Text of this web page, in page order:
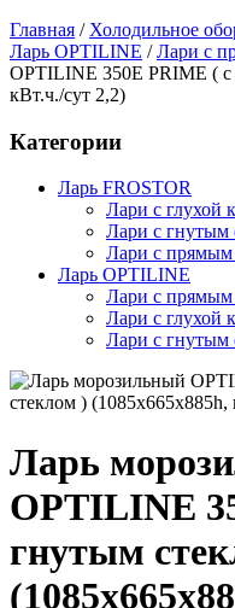
Главная / Холодильное
Ларь OPTILINE / Лари с
OPTILINE 350Е PRIME ( с
кВт.ч./сут 2,2)
Категории
Ларь FROSTOR
Лари с глухой
Лари с гнутым
Лари с прямым
Ларь OPTILINE
Лари с прямым
Лари с глухой
Лари с гнутым
Ларь
OPTILINE
гнутым